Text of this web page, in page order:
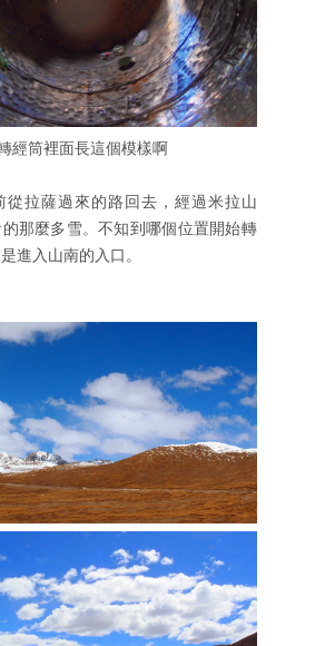
經筒裡面長這個模樣啊
從拉薩過來的路回去，經過米拉山
那麼多雪。不知到哪個位置開始轉
進入山南的入口。